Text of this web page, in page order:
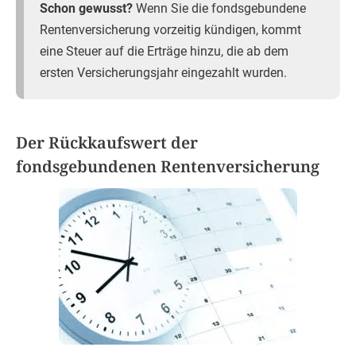
Schon gewusst? Wenn Sie die fondsgebundene
Rentenversicherung vorzeitig kündigen, kommt
eine Steuer auf die Erträge hinzu, die ab dem
ersten Versicherungsjahr eingezahlt wurden.
Der Rückkaufswert der
fondsgebundenen Rentenversicherung